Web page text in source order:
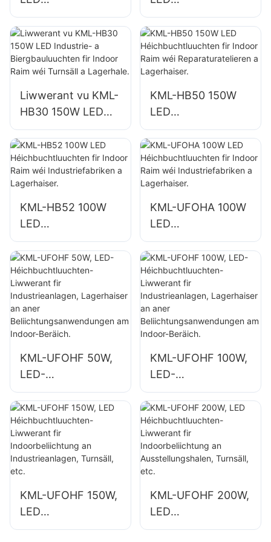
Héichbuchtluuchte
n fir d'Beliichtung
vun Indoor Raim a
Fabriken,
Héichbuchtluuchte
n fir d'Beliichtung
vun Indoor Raim a
Fabriken,
Liwwerant vu KML-
HB30 150W LED
Industrie- a
Biergbauluuchten
fir Indoor Raim wéi
Turnsäll a
KML-HB50 150W
LED
Héichbuchtluuchte
n fir Indoor Raim
wéi
Reparaturatelieren
KML-HB52 100W
LED
Héichbuchtluuchte
n fir Indoor Raim
wéi
Industriefabriken a
Lagerhaiser.
KML-UFOHA 100W
LED
Héichbuchtluuchte
n fir Indoor Raim
wéi
Industriefabriken a
Lagerhaiser.
KML-UFOHF 50W,
LED-
Héichbuchtluuchte
n-Liwwerant fir
Industrieanlagen,
Lagerhaiser an
aner
Beliichtungsanwen
dungen am Indoor-
Beräich.
KML-UFOHF 100W,
LED-
Héichbuchtluuchte
n-Liwwerant fir
Industrieanlagen,
Lagerhaiser an
aner
Beliichtungsanwen
dungen am Indoor-
Beräich.
KML-UFOHF 150W,
LED
Héichbuchtluuchte
KML-UFOHF 200W,
LED
Héichbuchtluuchte